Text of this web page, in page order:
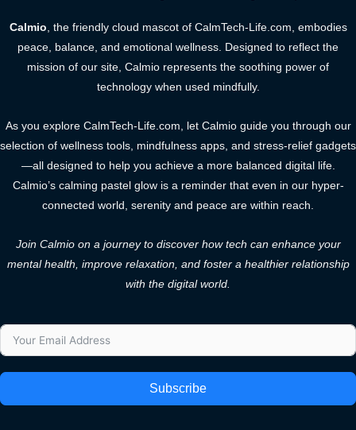
Calmio, the friendly cloud mascot of CalmTech-Life.com, embodies
peace, balance, and emotional wellness. Designed to reflect the
mission of our site, Calmio represents the soothing power of
technology when used mindfully.
As you explore CalmTech-Life.com, let Calmio guide you through our
selection of wellness tools, mindfulness apps, and stress-relief gadgets
—all designed to help you achieve a more balanced digital life.
Calmio’s calming pastel glow is a reminder that even in our hyper-
connected world, serenity and peace are within reach.
Join Calmio on a journey to discover how tech can enhance your
mental health, improve relaxation, and foster a healthier relationship
with the digital world.
Subscribe